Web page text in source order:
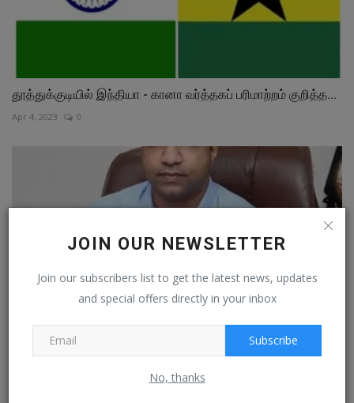
JOIN OUR NEWSLETTER
Join our subscribers list to get the latest news, updates
and special offers directly in your inbox
Subscribe
No, thanks
தூத்துக்குடியில் இந்தியா - கானா வர்த்தகப் பரிமாற்றம் குறித்த‌...
Apr 4, 2023 0
தூத்துக்குடி மாவட்ட அளவில் சிறந்த 15 கலைஞர்களுக்கு